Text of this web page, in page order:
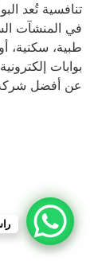
تنافسية تُعد
في المنشآت
طبية، سكنية،
بوابات
عن أفضل شركة